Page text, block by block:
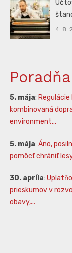
4. 8.
Poradňa
5. mája:
kombinovaná
environment...
5. mája: Áno,
pomôcť chrániť
30. apríla:
prieskumov v
obavy,...